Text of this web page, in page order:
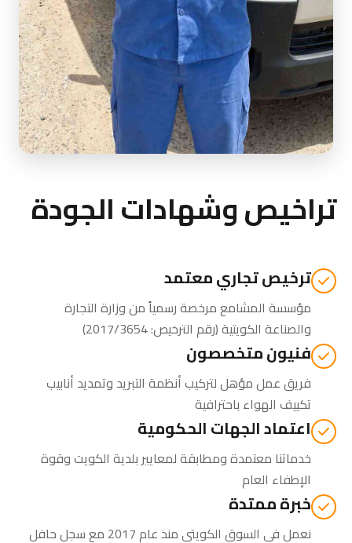
تراخيص وشهادات الجودة
ترخيص تجاري معتمد
مؤسسة المشامع مرخصة رسمياً منوزارة التجارة
والصناعة الكويتية(رقم الترخيص: 2017/3654)
فنيون متخصصون
فريق عمل مؤهل لتركيب أنظمة التبريد وتمديد أنابيب
تكييف الهواء باحترافية
اعتماد الجهات الحكومية
خدماتنا معتمدة ومطابقة لمعايير بلدية الكويت وقوة
الإطفاء العام
خبرة ممتدة
نعمل في السوق الكويتي منذ عام 2017 مع سجل حافل